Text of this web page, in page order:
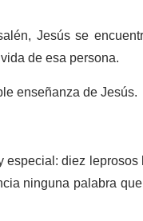
Jesús se
de esa persona.
enseñanza de Jesús.
diez
ninguna palabra